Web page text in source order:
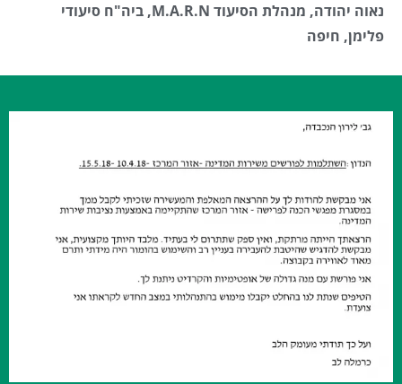
נאוה יהודה, מנהלת הסיעוד M.A.R.N, ביה"ח סיעודי
פלימן, חיפה